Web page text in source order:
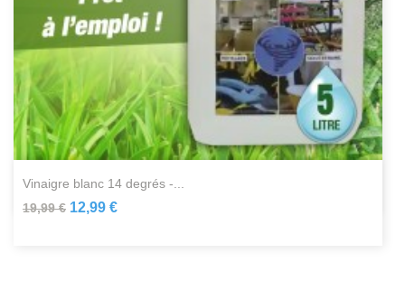
vinaigre blanc 14 degrés -...
19,99 € 12,99 €